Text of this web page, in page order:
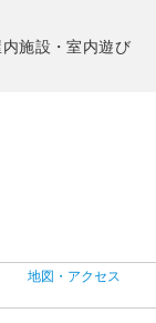
施設・室内遊び
地図・アクセス